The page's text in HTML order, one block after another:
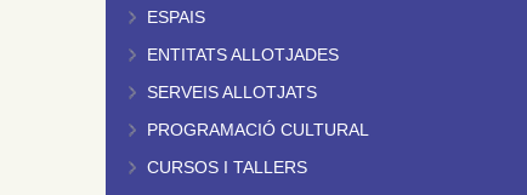
ESPAIS
ENTITATS ALLOTJADES
SERVEIS ALLOTJATS
PROGRAMACIÓ CULTURAL
CURSOS I TALLERS